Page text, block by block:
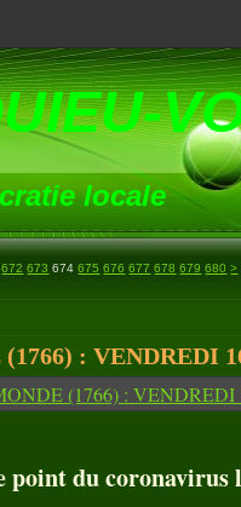
locale
672 673 674 675 676 677 678 679 680 >
: VENDREDI
point du coronavirus